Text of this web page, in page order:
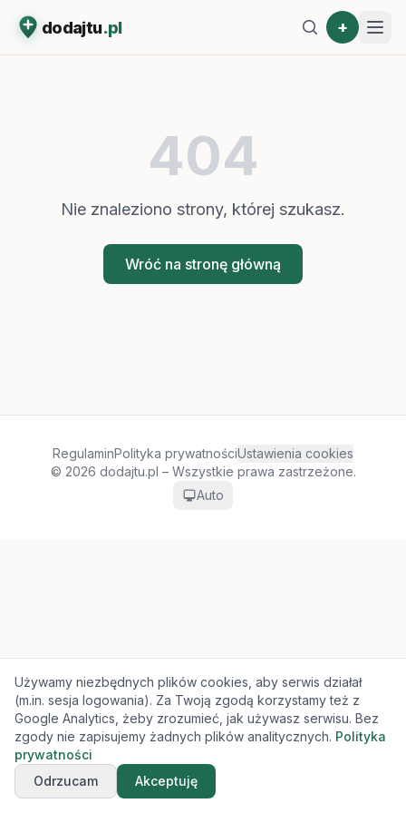
dodajtu.pl +
404
Nie znaleziono strony, której szukasz.
Wróć na stronę główną
RegulaminPolityka prywatnościUstawienia cookies
© 2026 dodajtu.pl – Wszystkie prawa zastrzeżone.
Auto
Używamy niezbędnych plików cookies, aby serwis działał
(m.in. sesja logowania). Za Twoją zgodą korzystamy też z
Google Analytics, żeby zrozumieć, jak używasz serwisu. Bez
zgody nie zapisujemy żadnych plików analitycznych. Polityka
prywatności
Odrzucam
Akceptuję